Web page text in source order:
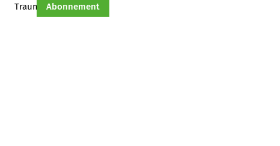
Traumtraktor Hof-Management
Abonnement